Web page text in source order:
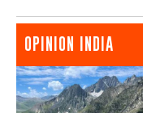
OPINION INDIA